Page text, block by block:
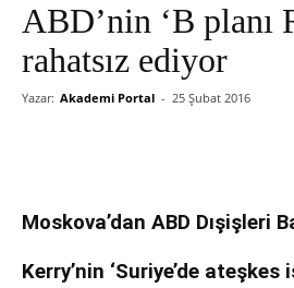
ABD’nin ‘B planı
rahatsız ediyor
Yazar: Akademi Portal - 25 Şubat 2016
Moskova’dan ABD Dışişleri
Kerry’nin ‘Suriye’de